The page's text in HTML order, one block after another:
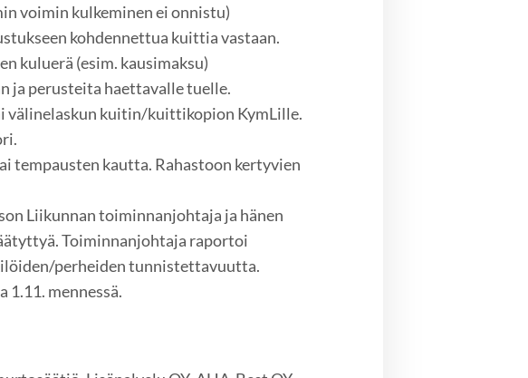
voimin kulkeminen ei onnistu)
kohdennettua kuittia vastaan.
kuluerä (esim. kausimaksu)
ja perusteita haettavalle tuelle.
välinelaskun kuitin/kuittikopion KymLille.
tempausten kautta. Rahastoon kertyvien
Liikunnan toiminnanjohtaja ja hänen
Toiminnanjohtaja raportoi
perheiden tunnistettavuutta.
1.11. mennessä.